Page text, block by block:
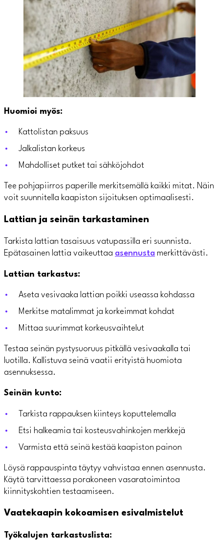
Huomioi myös:
Kattolistan paksuus
Jalkalistan korkeus
Mahdolliset putket tai sähköjohdot
Tee pohjapiirros paperille merkitsemällä kaikki mitat. Näin
voit suunnitella kaapiston sijoituksen optimaalisesti.
Lattian ja seinän tarkastaminen
Tarkista lattian tasaisuus vatupassilla eri suunnista.
Epätasainen lattia vaikeuttaa asennusta merkittävästi.
Lattian tarkastus:
Aseta vesivaaka lattian poikki useassa kohdassa
Merkitse matalimmat ja korkeimmat kohdat
Mittaa suurimmat korkeusvaihtelut
Testaa seinän pystysuoruus pitkällä vesivaakalla tai
luotilla. Kallistuva seinä vaatii erityistä huomiota
asennuksessa.
Seinän kunto:
Tarkista rappauksen kiinteys koputtelemalla
Etsi halkeamia tai kosteusvahinkojen merkkejä
Varmista että seinä kestää kaapiston painon
Löysä rappauspinta täytyy vahvistaa ennen asennusta.
Käytä tarvittaessa porakoneen vasaratoimintoa
kiinnityskohtien testaamiseen.
Vaatekaapin kokoamisen esivalmistelut
Työkalujen tarkastuslista: